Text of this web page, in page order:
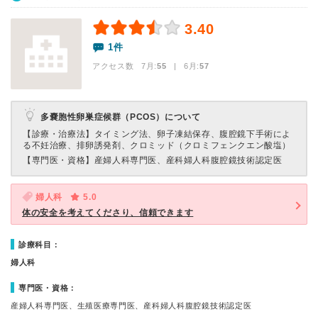
3.40
1件
アクセス数 7月:55 | 6月:57
多嚢胞性卵巣症候群（PCOS）について
【診療・治療法】 タイミング法、卵子凍結保存、腹腔鏡下手術によ
る不妊治療、排卵誘発剤、クロミッド（クロミフェンクエン酸塩）
【専門医・資格】 産婦人科専門医、産科婦人科腹腔鏡技術認定医
婦人科
5.0
体の安全を考えてくださり、信頼できます
診療科目：
婦人科
専門医・資格：
産婦人科専門医、生殖医療専門医、産科婦人科腹腔鏡技術認定医